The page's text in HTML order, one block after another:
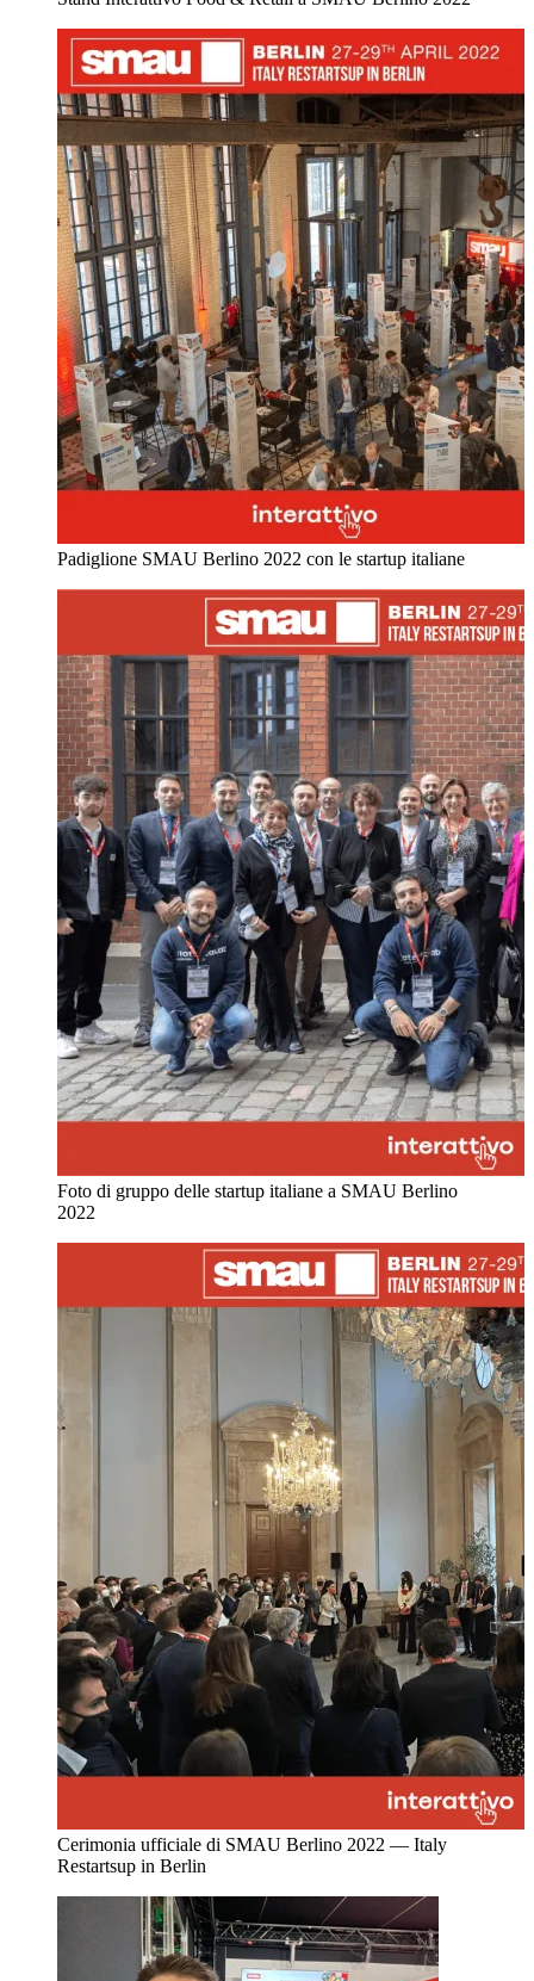
Padiglione SMAU Berlino 2022 con le startup italiane
Foto di gruppo delle startup italiane a SMAU Berlino
2022
Cerimonia ufficiale di SMAU Berlino 2022 — Italy
Restartsup in Berlin